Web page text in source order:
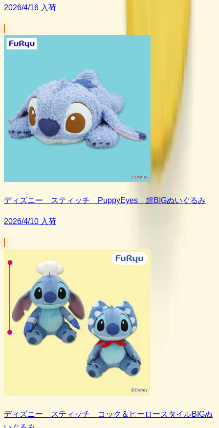
2026/4/16 入荷
ディズニー スティッチ PuppyEyes 超BIGぬいぐるみ
2026/4/10 入荷
ディズニー スティッチ コック＆ヒーロースタイルBIGぬ